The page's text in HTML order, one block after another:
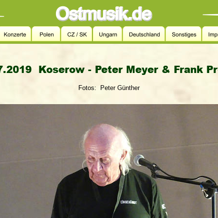
Koserow - Peter Meyer & Frank
                      Fotos:  Peter Günther